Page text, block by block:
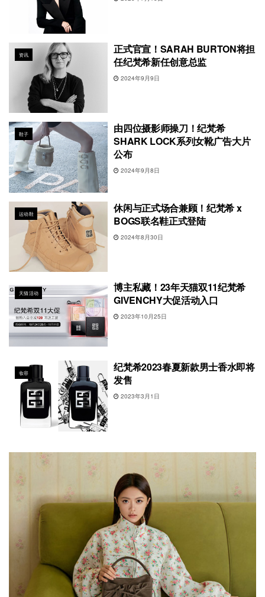
资讯
正式官宣！SARAH BURTON将担
任纪梵希新任创意总监
2024年9月9日
鞋子
由四位摄影师操刀！纪梵希
SHARK LOCK系列女靴广告大片
公布
2024年9月8日
运动鞋
休闲与正式场合兼顾！纪梵希 x
BOGS联名鞋正式登陆
2024年8月30日
天猫活动
博主私藏！23年天猫双11纪梵希
GIVENCHY大促活动入口
2023年10月25日
妆容
纪梵希2023春夏新款男士香水即将
发售
2023年3月1日